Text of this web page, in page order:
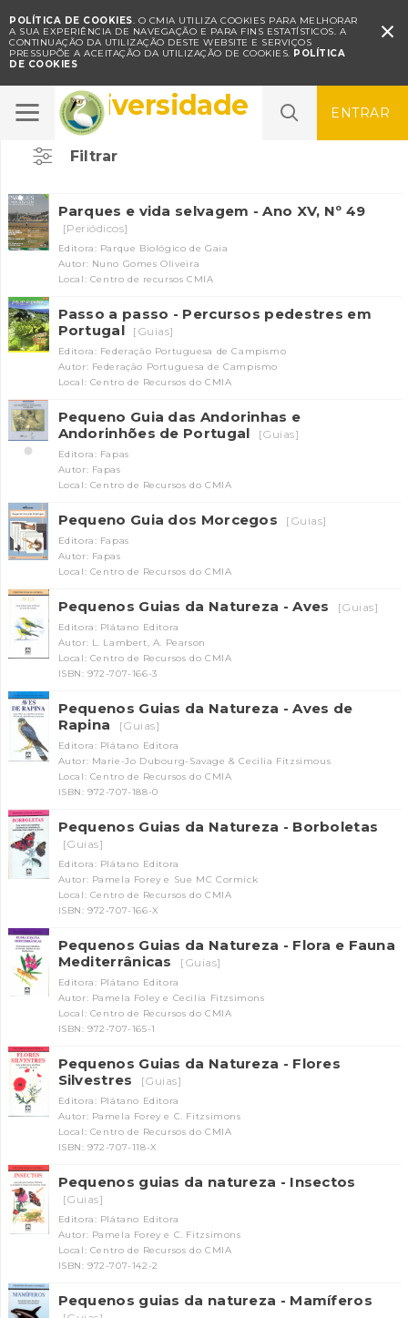
POLÍTICA DE COOKIES. O CMIA UTILIZA COOKIES PARA MELHORAR
A SUA EXPERIÊNCIA DE NAVEGAÇÃO E PARA FINS ESTATÍSTICOS. A
CONTINUAÇÃO DA UTILIZAÇÃO DESTE WEBSITE E SERVIÇOS
PRESSUPÕE A ACEITAÇÃO DA UTILIZAÇÃO DE COOKIES. POLÍTICA
DE COOKIES

ENTRAR
Biodiversidade
Filtrar
Parques e vida selvagem - Ano XV, Nº 49
[Periódicos]
Editora: Parque Biológico de Gaia
Autor: Nuno Gomes Oliveira
Local: Centro de recursos CMIA
Passo a passo - Percursos pedestres em
Portugal
[Guias]
Editora: Federação Portuguesa de Campismo
Autor: Federação Portuguesa de Campismo
Local: Centro de Recursos do CMIA
Pequeno Guia das Andorinhas e
Andorinhões de Portugal
[Guias]
Editora: Fapas
Autor: Fapas
Local: Centro de Recursos do CMIA
Pequeno Guia dos Morcegos [Guias]
Editora: Fapas
Autor: Fapas
Local: Centro de Recursos do CMIA
Pequenos Guias da Natureza - Aves [Guias]
Editora: Plátano Editora
Autor: L. Lambert, A. Pearson
Local: Centro de Recursos do CMIA
ISBN: 972-707-166-3
Pequenos Guias da Natureza - Aves de
Rapina
[Guias]
Editora: Plátano Editora
Autor: Marie-Jo Dubourg-Savage & Cecilia Fitzsimous
Local: Centro de Recursos do CMIA
ISBN: 972-707-188-0
Pequenos Guias da Natureza - Borboletas
[Guias]
Editora: Plátano Editora
Autor: Pamela Forey e Sue MC Cormick
Local: Centro de Recursos do CMIA
ISBN: 972-707-166-X
Pequenos Guias da Natureza - Flora e Fauna
Mediterrânicas
[Guias]
Editora: Plátano Editora
Autor: Pamela Foley e Cecilia Fitzsimons
Local: Centro de Recursos do CMIA
ISBN: 972-707-165-1
Pequenos Guias da Natureza - Flores
Silvestres
[Guias]
Editora: Plátano Editora
Autor: Pamela Forey e C. Fitzsimons
Local: Centro de Recursos do CMIA
ISBN: 972-707-118-X
Pequenos guias da natureza - Insectos
[Guias]
Editora: Plátano Editora
Autor: Pamela Forey e C. Fitzsimons
Local: Centro de Recursos do CMIA
ISBN: 972-707-142-2
Pequenos guias da natureza - Mamíferos